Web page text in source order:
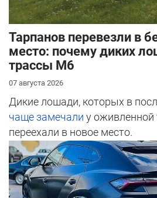
Тарпанов перевезли в
место: почему диких
трассы М6
07 августа 2026
Дикие лошади, которых в
чаще замечали у
переехали в новое место.